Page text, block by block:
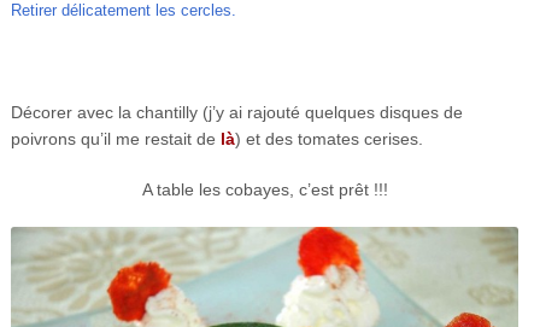
Retirer délicatement les cercles.
Décorer avec la chantilly (j’y ai rajouté quelques disques de
poivrons qu’il me restait de là) et des tomates cerises.
A table les cobayes, c’est prêt !!!